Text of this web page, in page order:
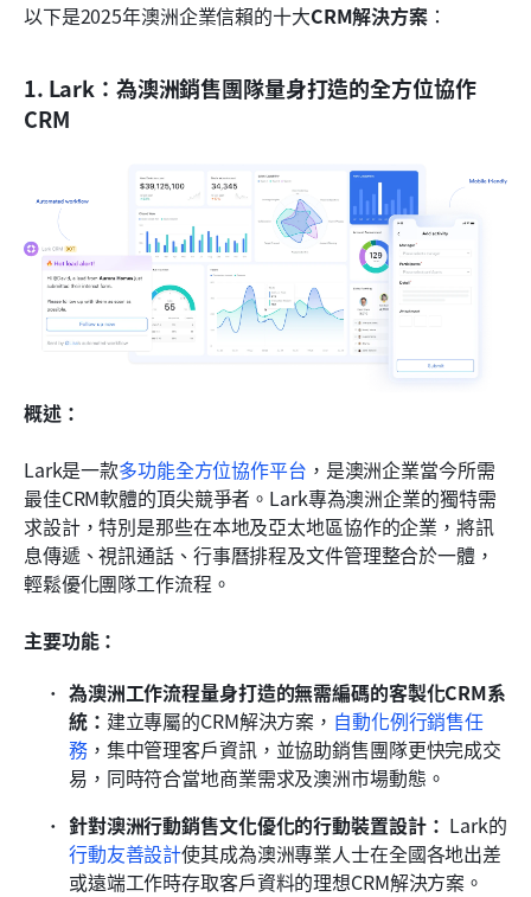
以下是2025年澳洲企業信賴的十大CRM解決方案：
1. Lark：為澳洲銷售團隊量身打造的全方位協作
CRM
概述：
Lark是一款多功能全方位協作平台 ，是澳洲企業當今所需
最佳CRM軟體的頂尖競爭者。Lark專為澳洲企業的獨特需
求設計，特別是那些在本地及亞太地區協作的企業，將訊
息傳遞、視訊通話、行事曆排程及文件管理整合於一體，
輕鬆優化團隊工作流程。
主要功能：
為澳洲工作流程量身打造的無需編碼的客製化CRM系
統： 建立專屬的CRM解決方案， 自動化例行銷售任
務，集中管理客戶資訊，並協助銷售團隊更快完成交
易，同時符合當地商業需求及澳洲市場動態。
針對澳洲行動銷售文化優化的行動裝置設計： Lark的
行動友善設計使其成為澳洲專業人士在全國各地出差
或遠端工作時存取客戶資料的理想CRM解決方案。